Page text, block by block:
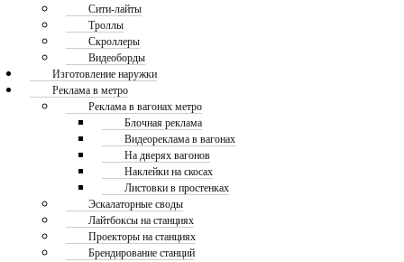
Сити-лайты
Троллы
Скроллеры
Видеоборды
Изготовление наружки
Реклама в метро
Реклама в вагонах метро
Блочная реклама
Видеореклама в вагонах
На дверях вагонов
Наклейки на скосах
Листовки в простенках
Эскалаторные своды
Лайтбоксы на станциях
Проекторы на станциях
Брендирование станций